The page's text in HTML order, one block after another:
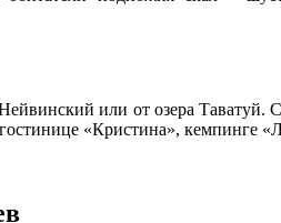
или от озера Таватуй.
«Кристина», кемпинге